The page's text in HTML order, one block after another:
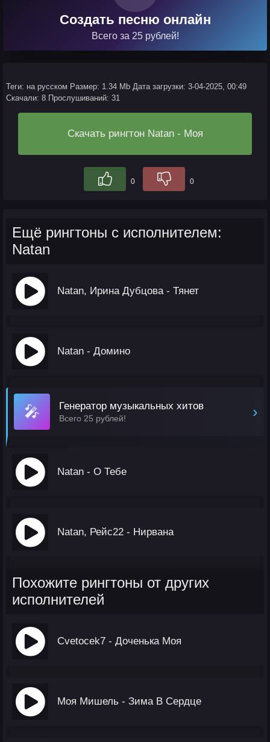
Создать песню онлайн
Всего за 25 рублей!
Теги: на русском Размер: 1.34 Mb Дата загрузки: 3-04-2025, 00:49
Скачали: 8 Прослушиваний: 31
Скачать рингтон Natan - Моя
0 0
Ещё рингтоны с исполнителем:
Natan
Natan, Ирина Дубцова - Тянет
Natan - Домино
🎤 Генератор музыкальных хитов
Всего 25 рублей! ›
Natan - О Тебе
Natan, Рейс22 - Нирвана
Похожите рингтоны от других
исполнителей
Cvetocek7 - Доченька Моя
Моя Мишель - Зима В Сердце